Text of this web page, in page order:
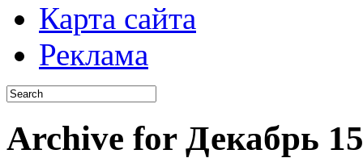
Карта сайта
Реклама
Archive for Декабрь